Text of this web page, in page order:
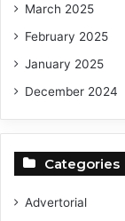
March 2025
February 2025
January 2025
December 2024
Categories
Advertorial